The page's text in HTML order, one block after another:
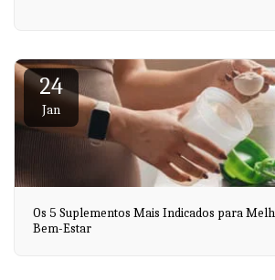
24
Jan
Os 5 Suplementos Mais Indicados para
Bem-Estar